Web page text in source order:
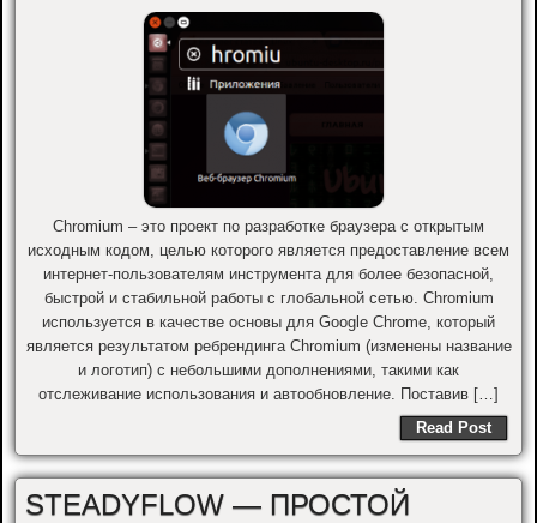
Chromium – это проект по разработке браузера с открытым
исходным кодом, целью которого является предоставление всем
интернет-пользователям инструмента для более безопасной,
быстрой и стабильной работы с глобальной сетью. Chromium
используется в качестве основы для Google Chrome, который
является результатом ребрендинга Chromium (изменены название
и логотип) с небольшими дополнениями, такими как
отслеживание использования и автообновление. Поставив […]
Read Post
STEADYFLOW — ПРОСТОЙ